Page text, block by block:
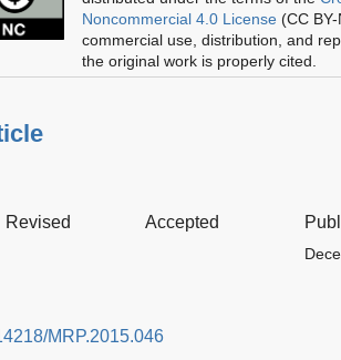
Noncommercial 4.0 License (CC
commercial use, distribution, and
the original work is properly cited.
Revised Accepted
MRP.2015.046